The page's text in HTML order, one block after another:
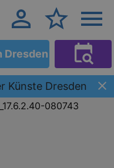
Dresden
Künste Dresden